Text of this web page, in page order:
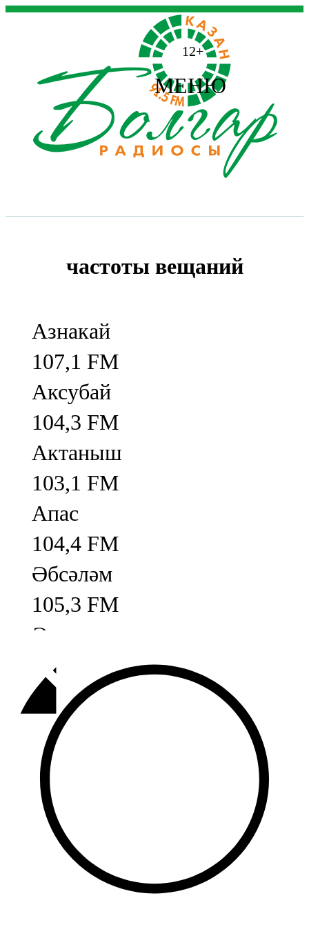
12+
МЕНЮ
частоты вещаний
Азнакай
107,1 FM
Аксубай
104,3 FM
Актаныш
103,1 FM
Апас
104,4 FM
Әбсәләм
105,3 FM
Әлмәт
92,9 FM
Базарлы матак
107,1 FM
Балык бистәсе
104,9 FM
Баулы
107,5 FM
Биләр